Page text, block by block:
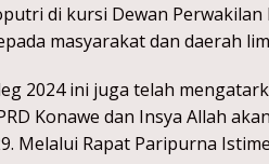
di kursi Dewan Perwakilan
masyarakat dan daerah
2024 ini juga telah
Konawe dan Insya Allah
Melalui Rapat Paripurna